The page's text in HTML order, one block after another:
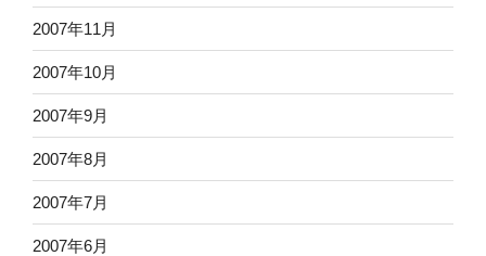
2007年11月
2007年10月
2007年9月
2007年8月
2007年7月
2007年6月